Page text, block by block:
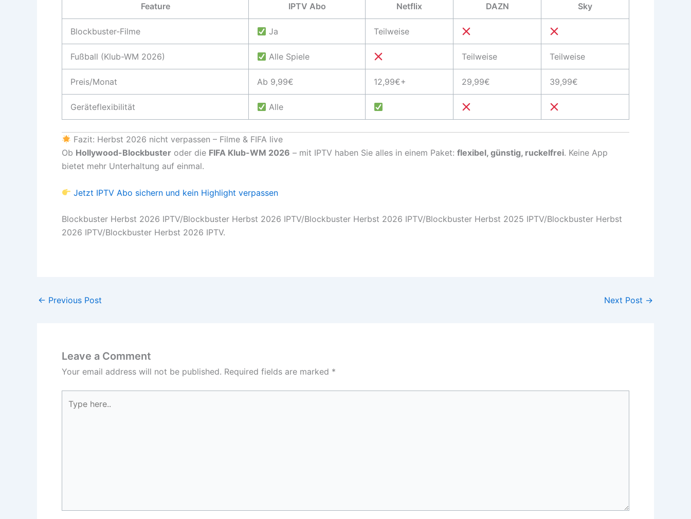
Feature
IPTV Abo Netflix DAZN Sky
Blockbuster-Filme Ja Teilweise
Fußball (Klub-WM 2026) Alle Spiele Teilweise Teilweise
Preis/Monat Ab 9,99€ 12,99€+ 29,99€ 39,99€
Geräteflexibilität Alle
Fazit: Herbst 2026 nicht verpassen – Filme & FIFA live
Ob Hollywood-Blockbuster oder die FIFA Klub-WM 2026 – mit IPTV haben Sie alles in einem Paket: flexibel, günstig, ruckelfrei. Keine App
bietet mehr Unterhaltung auf einmal.
Jetzt IPTV Abo sichern und kein Highlight verpassen
Blockbuster Herbst 2026 IPTV/Blockbuster Herbst 2026 IPTV/Blockbuster Herbst 2026 IPTV/Blockbuster Herbst 2025 IPTV/Blockbuster Herbst
2026 IPTV/Blockbuster Herbst 2026 IPTV.
← Previous Post Next Post →
Leave a Comment
Your email address will not be published. Required fields are marked *
here..